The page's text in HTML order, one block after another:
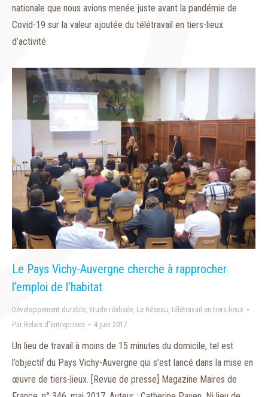
nationale que nous avions menée juste avant la pandémie de
Covid-19 sur la valeur ajoutée du télétravail en tiers-lieux
d’activité.
Le Pays Vichy-Auvergne cherche à rapprocher
l’emploi de l’habitat
Développement durable, Etude réalisée, Le Réseau, télétravail en tiers-lieux
Par Relais d'Entreprises 4 juin 2017
Un lieu de travail à moins de 15 minutes du domicile, tel est
l’objectif du Pays Vichy-Auvergne qui s’est lancé dans la mise en
œuvre de tiers-lieux. [Revue de presse] Magazine Maires de